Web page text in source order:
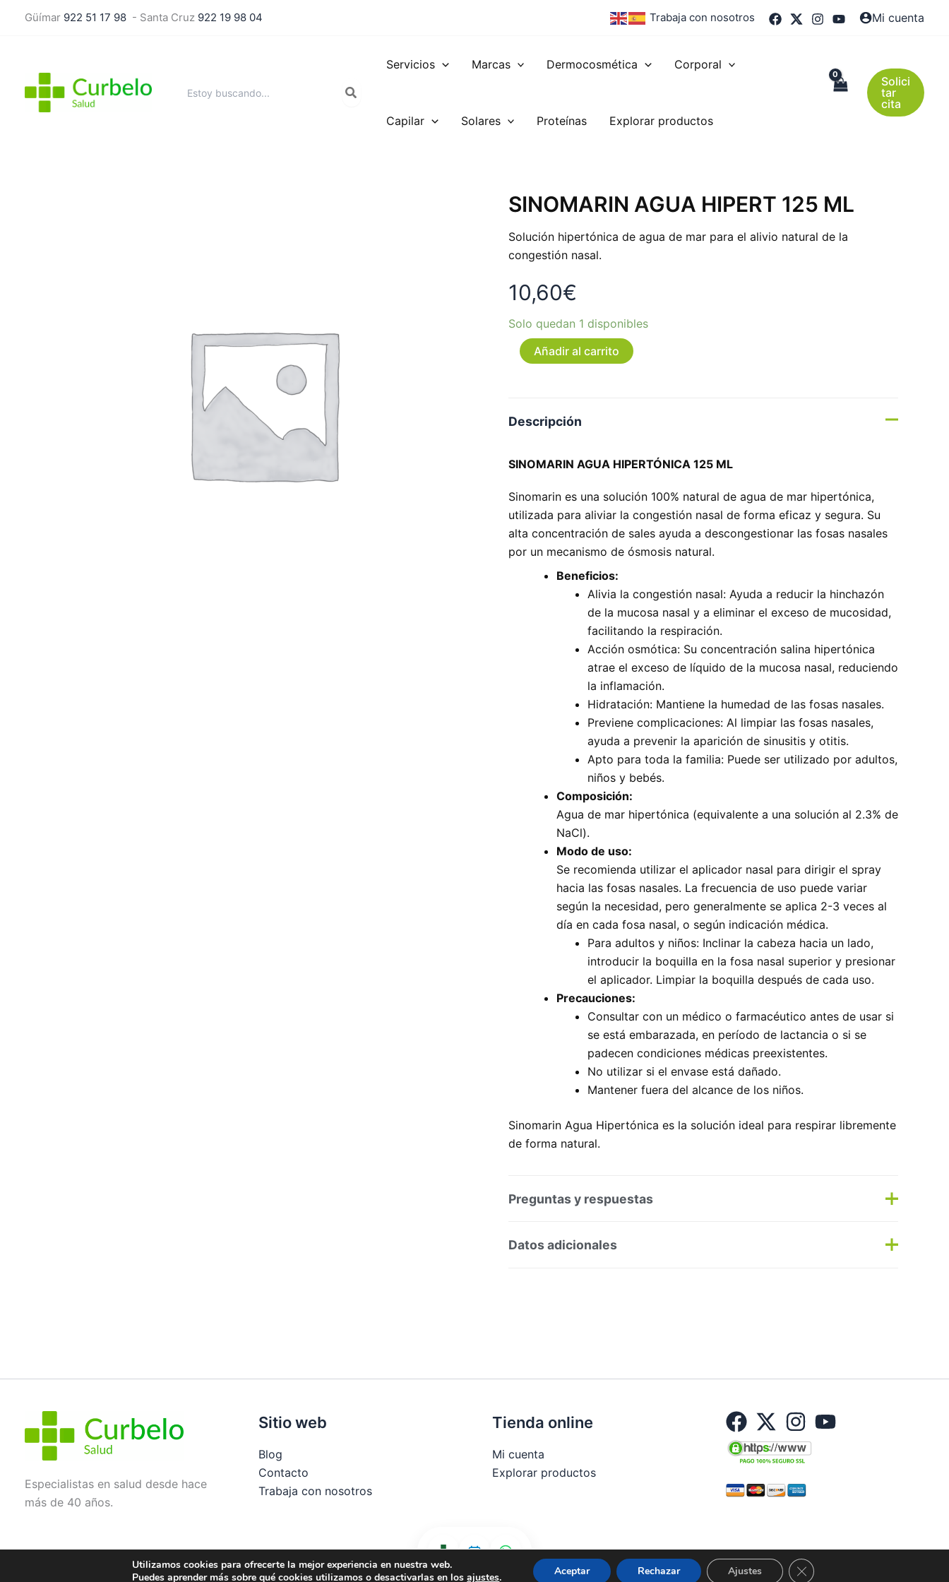
Güímar 922 51 17 98 - Santa Cruz 922 19 98 04 Trabaja con nosotros Mi cuenta
por:
Servicios Marcas Dermocosmética Corporal
Capilar Solares Proteínas Explorar productos
Solici
tar
cita
SINOMARIN AGUA HIPERT 125 ML
Solución hipertónica de agua de mar para el alivio natural de la
congestión nasal.
10,60€
Solo quedan 1 disponibles
SINOMARIN
AGUA
125
ML
Añadir al carrito
Descripción
SINOMARIN AGUA HIPERTÓNICA 125 ML
Sinomarin es una solución 100% natural de agua de mar hipertónica,
utilizada para aliviar la congestión nasal de forma eficaz y segura. Su
alta concentración de sales ayuda a descongestionar las fosas nasales
por un mecanismo de ósmosis natural.
Beneficios:
Alivia la congestión nasal: Ayuda a reducir la hinchazón
de la mucosa nasal y a eliminar el exceso de mucosidad,
facilitando la respiración.
Acción osmótica: Su concentración salina hipertónica
atrae el exceso de líquido de la mucosa nasal, reduciendo
la inflamación.
Hidratación: Mantiene la humedad de las fosas nasales.
Previene complicaciones: Al limpiar las fosas nasales,
ayuda a prevenir la aparición de sinusitis y otitis.
Apto para toda la familia: Puede ser utilizado por adultos,
niños y bebés.
Composición:
Agua de mar hipertónica (equivalente a una solución al 2.3% de
NaCl).
Modo de uso:
Se recomienda utilizar el aplicador nasal para dirigir el spray
hacia las fosas nasales. La frecuencia de uso puede variar
según la necesidad, pero generalmente se aplica 2-3 veces al
día en cada fosa nasal, o según indicación médica.
Para adultos y niños: Inclinar la cabeza hacia un lado,
introducir la boquilla en la fosa nasal superior y presionar
el aplicador. Limpiar la boquilla después de cada uso.
Precauciones:
Consultar con un médico o farmacéutico antes de usar si
se está embarazada, en período de lactancia o si se
padecen condiciones médicas preexistentes.
No utilizar si el envase está dañado.
Mantener fuera del alcance de los niños.
Sinomarin Agua Hipertónica es la solución ideal para respirar libremente
de forma natural.
Preguntas y respuestas
Preguntas y respuestas
Datos adicionales
Especialistas en salud desde hace
más de 40 años.
Sitio web
Blog
Contacto
Trabaja con nosotros
Tienda online
Mi cuenta
Explorar productos
Política de privacidad
Condiciones de compra
© 2026 Curbelo | Todos los derechos reservados
Utilizamos cookies para ofrecerte la mejor experiencia en nuestra web.
Puedes aprender más sobre qué cookies utilizamos o desactivarlas en losajustes. Aceptar Rechazar Ajustes Cerrar el banner de cookies